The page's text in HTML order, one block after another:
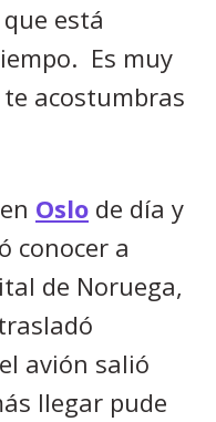
está
Es muy
acostumbras
Oslo de día y
conocer a
de Noruega,
avión salió
llegar pude